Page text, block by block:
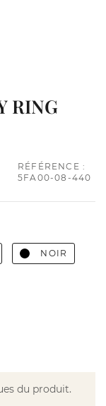
RING
RÉFÉRENCE :
5FA00-08-440
NOIR
du produit.